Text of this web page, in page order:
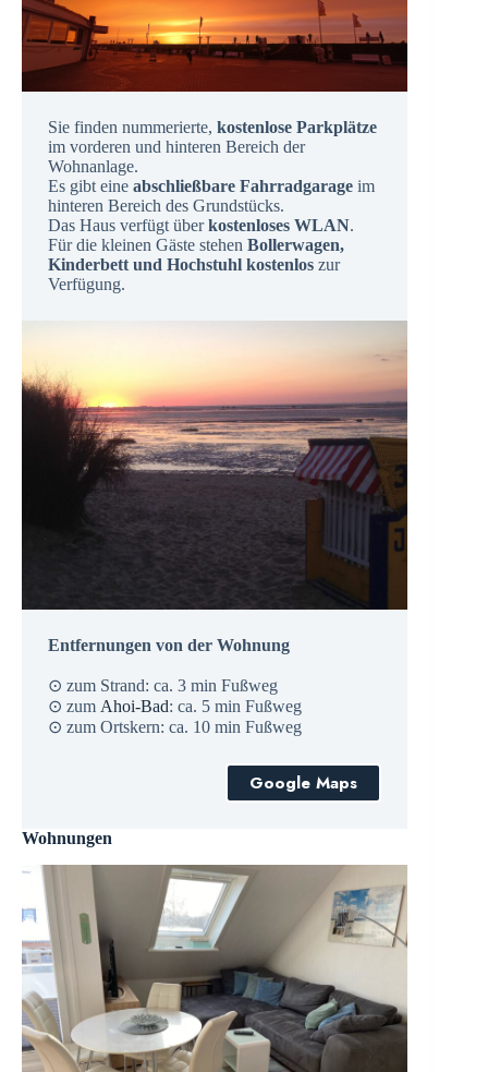
Sie finden nummerierte, kostenlose Parkplätze
im vorderen und hinteren Bereich der
Wohnanlage.
Es gibt eine abschließbare Fahrradgarage im
hinteren Bereich des Grundstücks.
Das Haus verfügt überkostenloses WLAN.
Für die kleinen Gäste stehen Bollerwagen,
Kinderbett und Hochstuhl kostenlos zur
Verfügung.
Entfernungen von der Wohnung
⊙ zum Strand: ca. 3 min Fußweg
⊙ zum Ahoi-Bad: ca. 5 min Fußweg
⊙ zum Ortskern: ca. 10 min Fußweg
Google Maps
Wohnungen